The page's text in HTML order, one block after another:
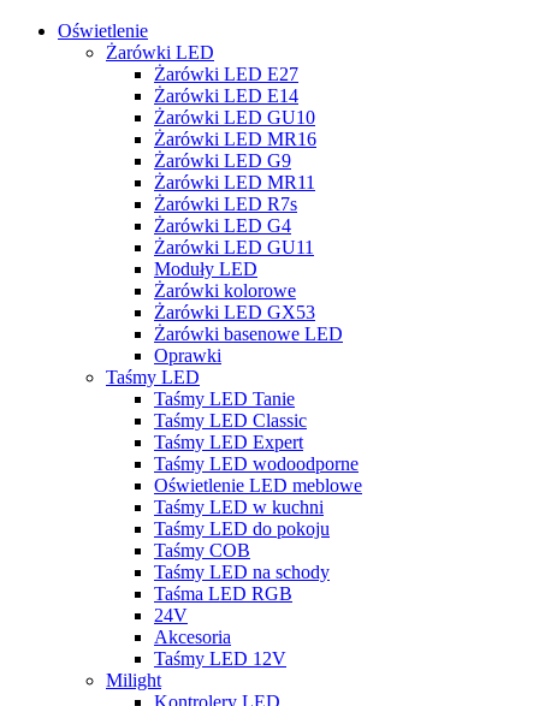
Oświetlenie
Żarówki LED
Żarówki LED E27
Żarówki LED E14
Żarówki LED GU10
Żarówki LED MR16
Żarówki LED G9
Żarówki LED MR11
Żarówki LED R7s
Żarówki LED G4
Żarówki LED GU11
Moduły LED
Żarówki kolorowe
Żarówki LED GX53
Żarówki basenowe LED
Oprawki
Taśmy LED
Taśmy LED Tanie
Taśmy LED Classic
Taśmy LED Expert
Taśmy LED wodoodporne
Oświetlenie LED meblowe
Taśmy LED w kuchni
Taśmy LED do pokoju
Taśmy COB
Taśmy LED na schody
Taśma LED RGB
24V
Akcesoria
Taśmy LED 12V
Milight
Kontrolery LED